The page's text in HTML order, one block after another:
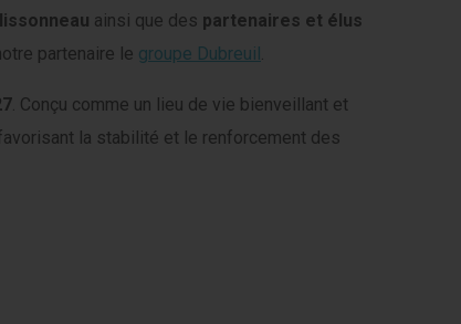
ainsi que des partenaires et élus
partenaire le groupe Dubreuil.
. Conçu comme un lieu de vie bienveillant et
la stabilité et le renforcement des